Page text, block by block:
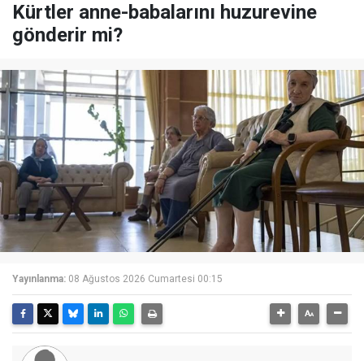
Kürtler anne-babalarını huzurevine
gönderir mi?
Yayınlanma: 08 Ağustos 2026 Cumartesi 00:15